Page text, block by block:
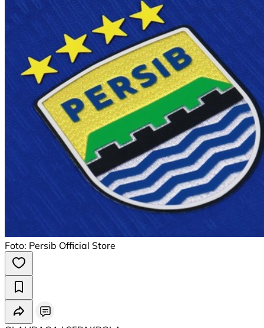
Foto: Persib Official Store